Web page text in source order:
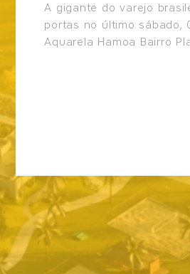
A gigante do varejo
portas no último sábado,
Aquarela Hamoa Bairro